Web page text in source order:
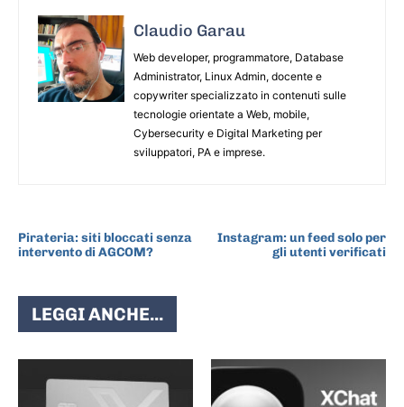
Claudio Garau
Web developer, programmatore, Database
Administrator, Linux Admin, docente e
copywriter specializzato in contenuti sulle
tecnologie orientate a Web, mobile,
Cybersecurity e Digital Marketing per
sviluppatori, PA e imprese.
Pirateria: siti bloccati senza
intervento di AGCOM?
Instagram: un feed solo per
gli utenti verificati
LEGGI ANCHE...